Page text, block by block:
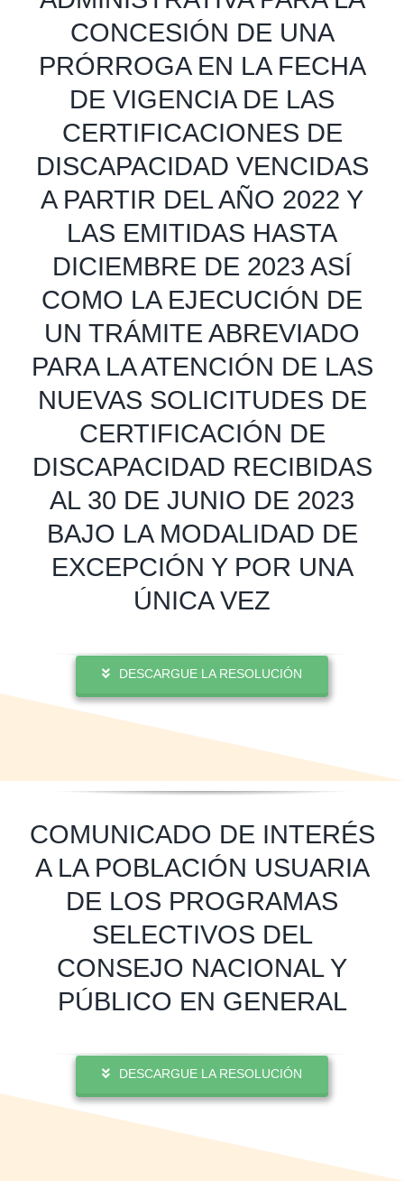
CONCESIÓN DE UNA
PRÓRROGA EN LA FECHA
DE VIGENCIA DE LAS
CERTIFICACIONES DE
DISCAPACIDAD VENCIDAS
A PARTIR DEL AÑO 2022 Y
LAS EMITIDAS HASTA
DICIEMBRE DE 2023 ASÍ
COMO LA EJECUCIÓN DE
UN TRÁMITE ABREVIADO
PARA LA ATENCIÓN DE LAS
NUEVAS SOLICITUDES DE
CERTIFICACIÓN DE
DISCAPACIDAD RECIBIDAS
AL 30 DE JUNIO DE 2023
BAJO LA MODALIDAD DE
EXCEPCIÓN Y POR UNA
ÚNICA VEZ
DESCARGUE LA RESOLUCIÓN
COMUNICADO DE INTERÉS
A LA POBLACIÓN USUARIA
DE LOS PROGRAMAS
SELECTIVOS DEL
CONSEJO NACIONAL Y
PÚBLICO EN GENERAL
DESCARGUE LA RESOLUCIÓN